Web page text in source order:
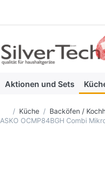
Aktionen und Sets
Startseite
Küche Backöfen /
ASKO OCMP84BGH Combi